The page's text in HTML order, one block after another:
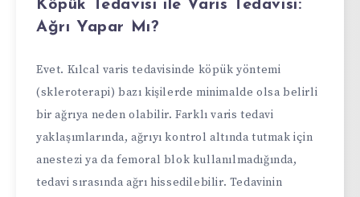
Köpük Tedavisi ile Varis Tedavisi:
Ağrı Yapar Mı?
Evet. Kılcal varis tedavisinde köpük yöntemi
(skleroterapi) bazı kişilerde minimalde olsa belirli
bir ağrıya neden olabilir. Farklı varis tedavi
yaklaşımlarında, ağrıyı kontrol altında tutmak için
anestezi ya da femoral blok kullanılmadığında,
tedavi sırasında ağrı hissedilebilir. Tedavinin